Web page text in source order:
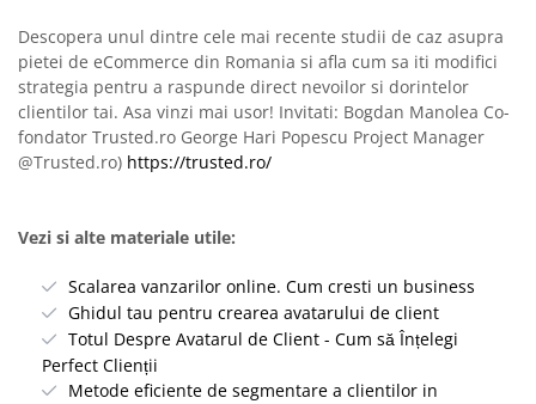
Descopera unul dintre cele mai recente studii de caz asupra
pietei de eCommerce din Romania si afla cum sa iti modifici
strategia pentru a raspunde direct nevoilor si dorintelor
clientilor tai. Asa vinzi mai usor! Invitati: Bogdan Manolea Co-
fondator Trusted.ro George Hari Popescu Project Manager
@Trusted.ro) https://trusted.ro/
Vezi si alte materiale utile:
Scalarea vanzarilor online. Cum cresti un business
Ghidul tau pentru crearea avatarului de client
Totul Despre Avatarul de Client - Cum să Înțelegi
Perfect Clienții
Metode eficiente de segmentare a clientilor in